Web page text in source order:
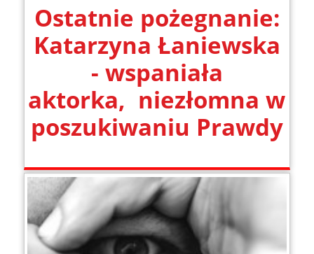
Ostatnie pożegnanie:
Katarzyna Łaniewska
- wspaniała
aktorka, niezłomna w
poszukiwaniu Prawdy